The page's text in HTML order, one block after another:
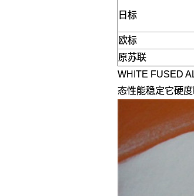
日标
欧标
原苏联
WHITE FUSED
态性能稳定它硬